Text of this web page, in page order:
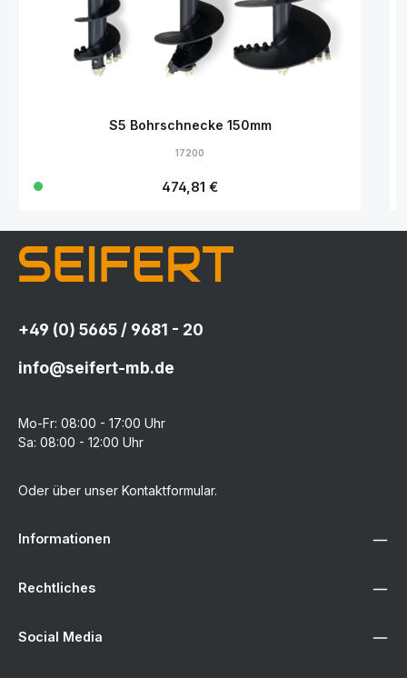
S5 Bohrschnecke 150mm
17200
Regulärer Preis:
474,81 €
+49 (0) 5665 / 9681 - 20
info@seifert-mb.de
Mo-Fr: 08:00 - 17:00 Uhr
Sa: 08:00 - 12:00 Uhr
Oder über unser Kontaktformular.
Informationen
Rechtliches
Social Media